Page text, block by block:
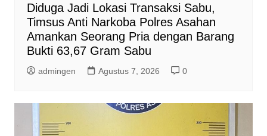
Diduga Jadi Lokasi Transaksi Sabu,
Timsus Anti Narkoba Polres Asahan
Amankan Seorang Pria dengan Barang
Bukti 63,67 Gram Sabu
admingen Agustus 7, 2026 0